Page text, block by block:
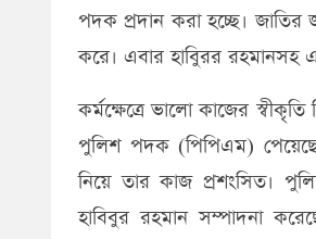
পদক প্রদান করা হচ্ছে। জাতির
করে। এবার হাবিুরর রহমানসহ
কর্মক্ষেত্রে ভালো কাজের
পুলিশ পদক (পিপিএম)
নিয়ে তার কাজ প্রশংসিত।
হাবিবুর রহমান সম্পাদনা